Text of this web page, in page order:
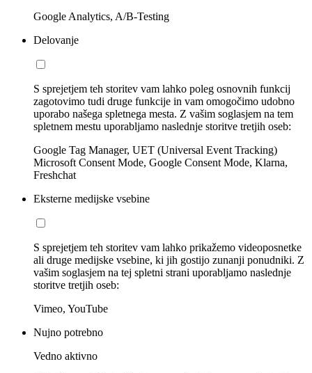
Google Analytics, A/B-Testing
Delovanje
S sprejetjem teh storitev vam lahko poleg osnovnih funkcij
zagotovimo tudi druge funkcije in vam omogočimo udobno
uporabo našega spletnega mesta. Z vašim soglasjem na tem
spletnem mestu uporabljamo naslednje storitve tretjih oseb:
Google Tag Manager, UET (Universal Event Tracking)
Microsoft Consent Mode, Google Consent Mode, Klarna,
Freshchat
Eksterne medijske vsebine
S sprejetjem teh storitev vam lahko prikažemo videoposnetke
ali druge medijske vsebine, ki jih gostijo zunanji ponudniki. Z
vašim soglasjem na tej spletni strani uporabljamo naslednje
storitve tretjih oseb:
Vimeo, YouTube
Nujno potrebno
Vedno aktivno